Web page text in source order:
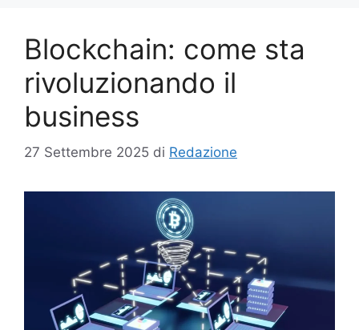
Blockchain: come sta
rivoluzionando il
business
27 Settembre 2025 di Redazione